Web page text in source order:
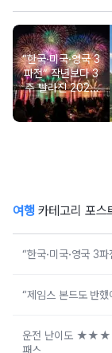
“한국·미국·영국 3
파전” 작년보다 3
주 빨라진 2026
서울세계불꽃축제
여행 카테고리 포스
“한국·미국·영국 3
“제임스 본드도 반
운전 난이도
패스